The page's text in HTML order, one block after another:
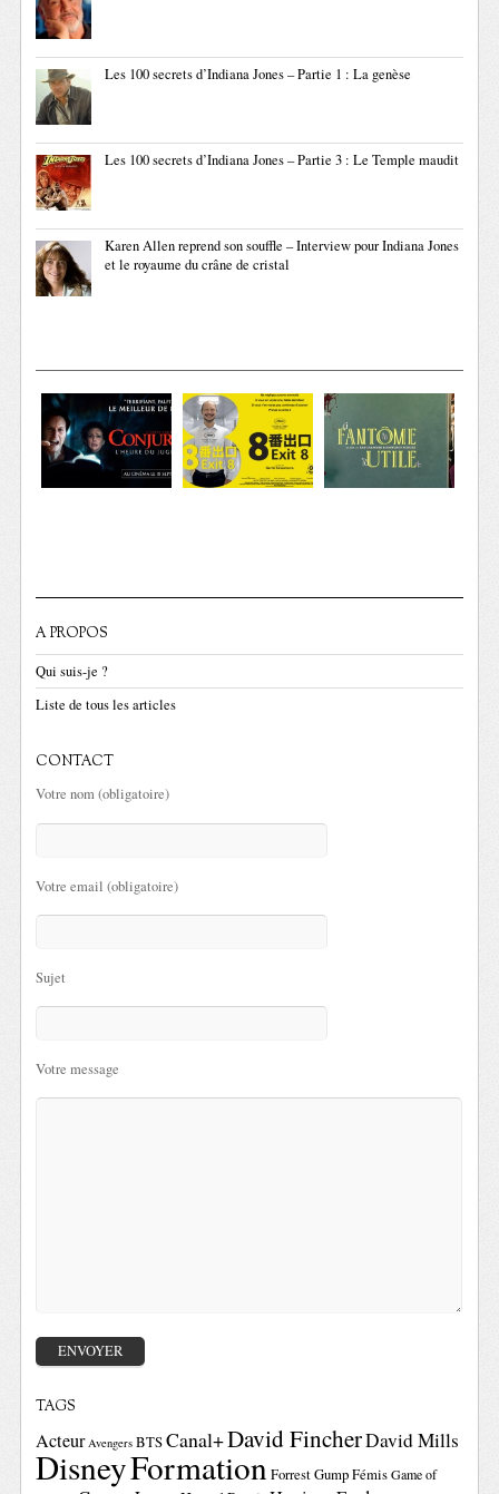
Les 100 secrets d’Indiana Jones – Partie 1 : La genèse
Les 100 secrets d’Indiana Jones – Partie 3 : Le Temple maudit
Karen Allen reprend son souffle – Interview pour Indiana Jones
et le royaume du crâne de cristal
A PROPOS
Qui suis-je ?
Liste de tous les articles
CONTACT
Votre nom (obligatoire)
Votre email (obligatoire)
Sujet
Votre message
TAGS
Acteur Avengers BTSCanal+David FincherDavid Mills
DisneyFormationForrest GumpFémis Game of